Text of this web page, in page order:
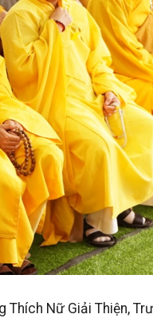
Thích Nữ Giải Thiện,